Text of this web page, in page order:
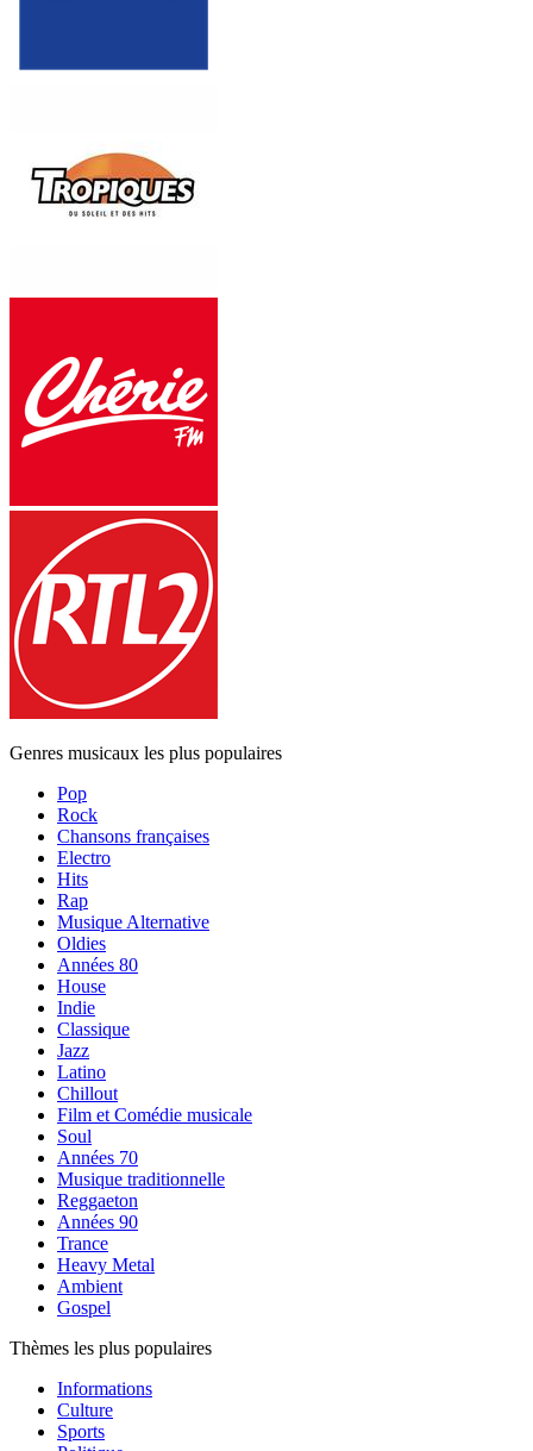
Genres musicaux les plus populaires
Pop
Rock
Chansons françaises
Electro
Hits
Rap
Musique Alternative
Oldies
Années 80
House
Indie
Classique
Jazz
Latino
Chillout
Film et Comédie musicale
Soul
Années 70
Musique traditionnelle
Reggaeton
Années 90
Trance
Heavy Metal
Ambient
Gospel
Thèmes les plus populaires
Informations
Culture
Sports